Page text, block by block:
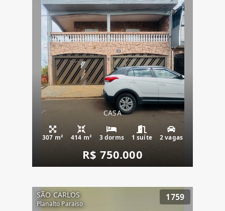
CASA
307 m² 414 m² 3 dorms 1 suíte 2 vagas
R$ 750.000
SÃO CARLOS
Planalto Paraíso
1759